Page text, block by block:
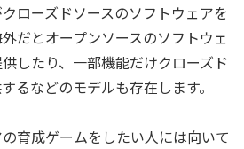
ローズドソースのソフトウェアを
だとオープンソースのソフトウェ
したり、一部機能だけクローズド
るなどのモデルも存在します。
育成ゲームをしたい人には向いて